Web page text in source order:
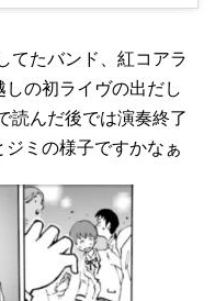
てたバンド、紅コアラ
の初ライヴの出だし
読んだ後では演奏終了
ミの様子ですかなぁ